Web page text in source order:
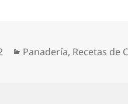
Categorías
Panadería, Recetas de